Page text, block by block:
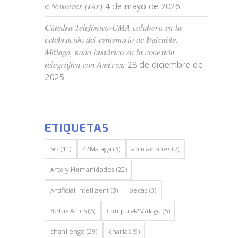
a Nosotras (IAs) 4 de mayo de 2026
Cátedra Telefónica-UMA colabora en la
celebración del centenario de Italcable:
Málaga, nodo histórico en la conexión
telegráfica con América 28 de diciembre de
2025
ETIQUETAS
5G (11) 42Málaga (3) aplicaciones (7)
Arte y Humanidades (22)
Artificial Intelligent (3) becas (3)
Bellas Artes (6) Campus42Málaga (5)
chanllenge (29) charlas (9)